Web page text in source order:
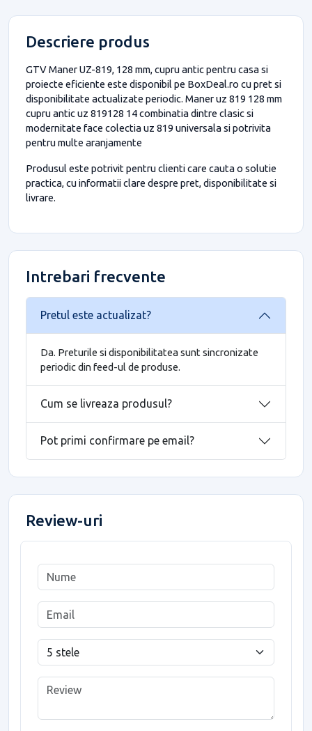
Descriere produs
GTV Maner UZ-819, 128 mm, cupru antic pentru casa si
proiecte eficiente este disponibil pe BoxDeal.ro cu pret si
disponibilitate actualizate periodic. Maner uz 819 128 mm
cupru antic uz 819128 14 combinatia dintre clasic si
modernitate face colectia uz 819 universala si potrivita
pentru multe aranjamente
Produsul este potrivit pentru clienti care cauta o solutie
practica, cu informatii clare despre pret, disponibilitate si
livrare.
Intrebari frecvente
Pretul este actualizat?
Da. Preturile si disponibilitatea sunt sincronizate
periodic din feed-ul de produse.
Cum se livreaza produsul?
Pot primi confirmare pe email?
Review-uri